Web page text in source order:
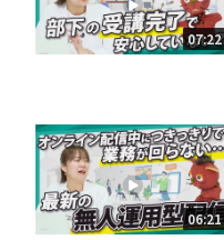
07:22
06:21